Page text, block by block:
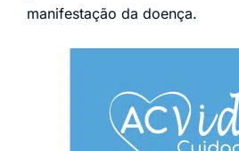
manifestação da doença.